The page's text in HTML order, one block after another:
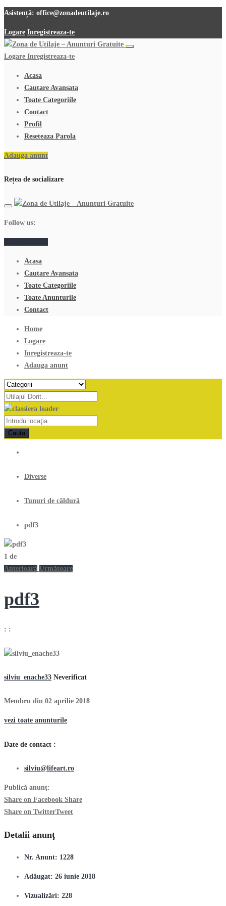
Asistență: office@zonadeutilaje.ro
Logare Inregistreaza-te
Logare Inregistreaza-te
Acasa
Cautare Avansata
Toate Categoriile
Contact
Profil
Reseteaza Parola
Adauga anunt
Rețea de socializare
Follow us:
Acasa
Cautare Avansata
Toate Categoriile
Toate Anunturile
Contact
Home
Logare
Inregistreaza-te
Adauga anunt
Cauta
Diverse
Tunuri de căldură
pdf3
1 de
Anterioară Următoare
pdf3
: :
silviu_enache33 Neverificat
Membru din 02 aprilie 2018
vezi toate anunturile
Date de contact :
silviu@lifeart.ro
Publică anunţ:
Share on Facebook Share
Share on TwitterTweet
Detalii anunţ
Nr. Anunt: 1228
Adăugat: 26 iunie 2018
Vizualizări: 228